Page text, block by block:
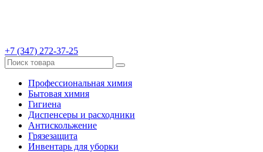
+7 (347) 272-37-25
Профессиональная химия
Бытовая химия
Гигиена
Диспенсеры и расходники
Антискольжение
Грязезащита
Инвентарь для уборки